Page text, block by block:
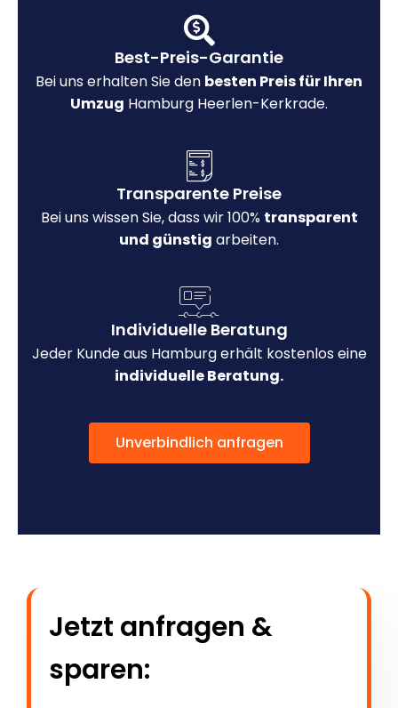
Best-Preis-Garantie
Bei uns erhalten Sie den besten Preis für Ihren
Umzug Hamburg Heerlen-Kerkrade.
Transparente Preise
Bei uns wissen Sie, dass wir 100% transparent
und günstig arbeiten.
Individuelle Beratung
Jeder Kunde aus Hamburg erhält kostenlos eine
individuelle Beratung.
Unverbindlich anfragen
Jetzt anfragen &
sparen: